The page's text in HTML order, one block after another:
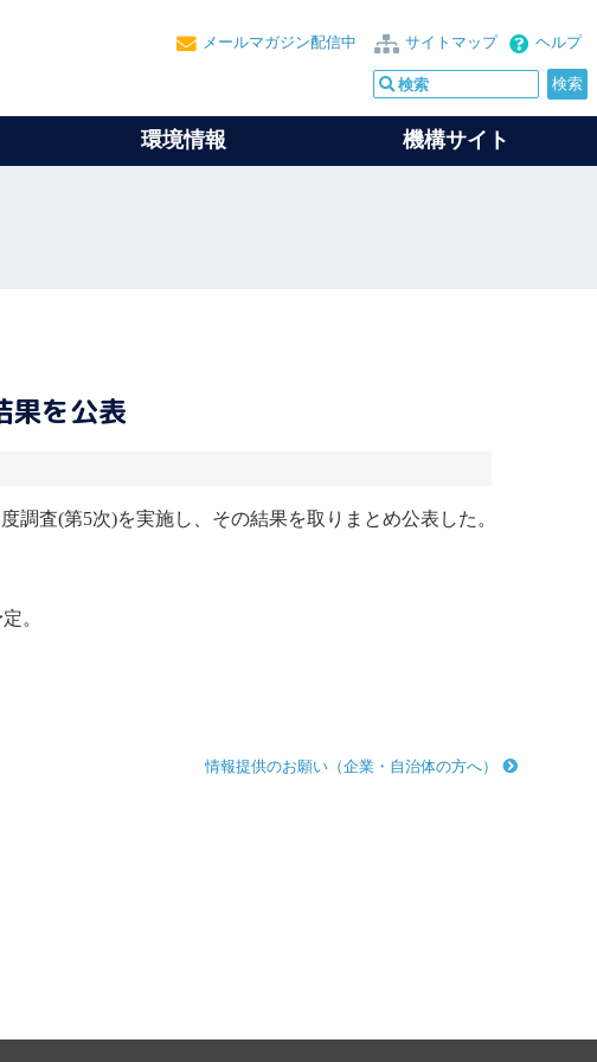
ヘルプ
サイトマップ
メールマガジン配信中
環境情報 機構サイト
果を公表
調査(第5次)を実施し、その結果を取りまとめ公表した。
。
情報提供のお願い（企業・自治体の方へ）